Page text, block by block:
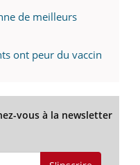
de meilleurs
ont peur du vaccin
vous à la newsletter